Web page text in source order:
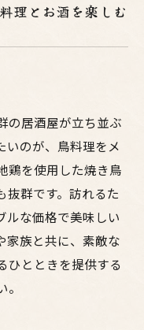
理とお酒を楽しむ
の居酒屋が立ち並ぶ
いのが、鳥料理をメ
鶏を使用した焼き鳥
抜群です。訪れるた
ルな価格で美味しい
家族と共に、素敵な
ひとときを提供する